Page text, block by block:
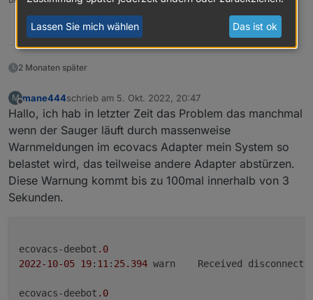
0
2 Monaten später
M
Offline
mane444schrieb am 5. Okt. 2022, 20:47
zuletzt editiert von
Hallo, ich hab in letzter Zeit das Problem das manchmal
wenn der Sauger läuft durch massenweise
Warnmeldungen im ecovacs Adapter mein System so
belastet wird, das teilweise andere Adapter abstürzen.
Diese Warnung kommt bis zu 100mal innerhalb von 3
Sekunden.
ecovacs-deebot .0
2022-10-05 19: 11: 25.394
	warn	Received disconnect
ecovacs-deebot .0
Lassen Sie mich wählen Das ist ok